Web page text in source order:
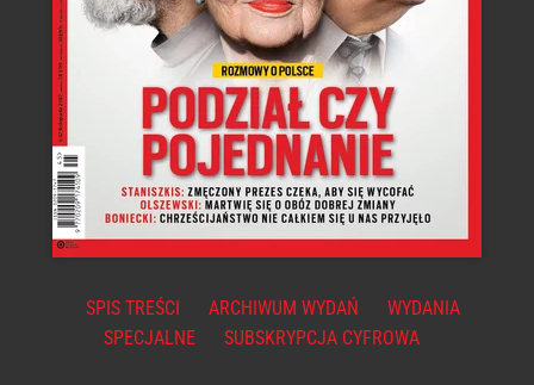
SPIS TREŚCI ARCHIWUM WYDAŃ
WYDANIA
SPECJALNE
SUBSKRYPCJA CYFROWA